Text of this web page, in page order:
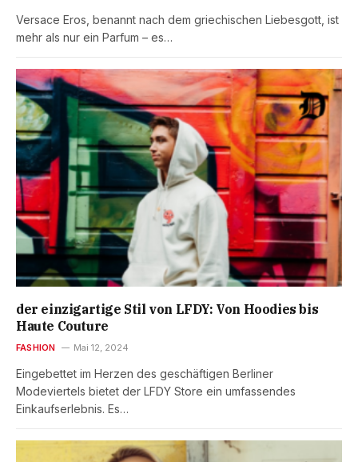
Versace Eros, benannt nach dem griechischen Liebesgott, ist
mehr als nur ein Parfum – es…
der einzigartige Stil von LFDY: Von Hoodies bis
Haute Couture
FASHION Mai 12, 2024
Eingebettet im Herzen des geschäftigen Berliner
Modeviertels bietet der LFDY Store ein umfassendes
Einkaufserlebnis. Es…